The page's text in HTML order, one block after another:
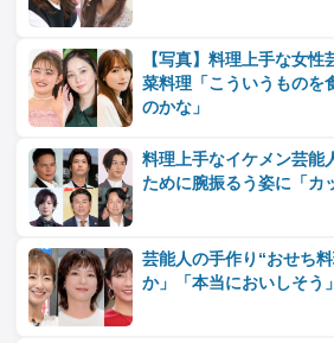
【写真】料理上手な女
菜料理「こういうものを
のかな」
料理上手なイケメン芸
ために腕振るう姿に「カ
芸能人の手作り“おせち
か」「本当においしそう」